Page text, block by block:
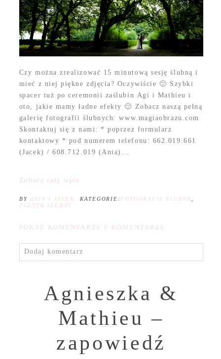
Czy można zrealizować 15 minutową sesję ślubną i
mieć z niej piękne zdjęcia? Oczywiście 🙂 Szybki
spacer tuż po ceremonii zaślubin Agi i Mathieu i
oto, jakie mamy ładne efekty 🙂 Zobacz naszą pełną
galerię fotografii ślubnych: www.magiaobrazu.com
Skontaktuj się z nami: * poprzez formularz
kontaktowy * pod numerem telefonu: 662.019.661
(Jacek) / 608.712.019 (Ania)...
Zobacz cały wpis
BY ANIA I JACEK KATEGORIE: FOTOGRAFIA ŚLUBNA
PLENER ŚLUBNY
POKAŻ KOMENTARZE 0 KOMENTARZE
Dodaj komentarz
Agnieszka &
Mathieu –
zapowiedź